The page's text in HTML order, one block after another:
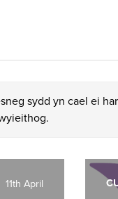
sydd yn cael ei
11th April